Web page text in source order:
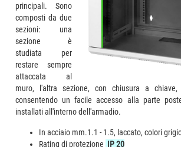
principali. Sono
composti da due
sezioni: una
sezione è
studiata per
restare sempre
attaccata al
muro, l'altra sezione, con chiusura a
consentendo un facile accesso alla parte
installati all'interno dell'armadio.
In acciaio mm.1.1 - 1.5, laccato, colori
Rating di protezione IP 20